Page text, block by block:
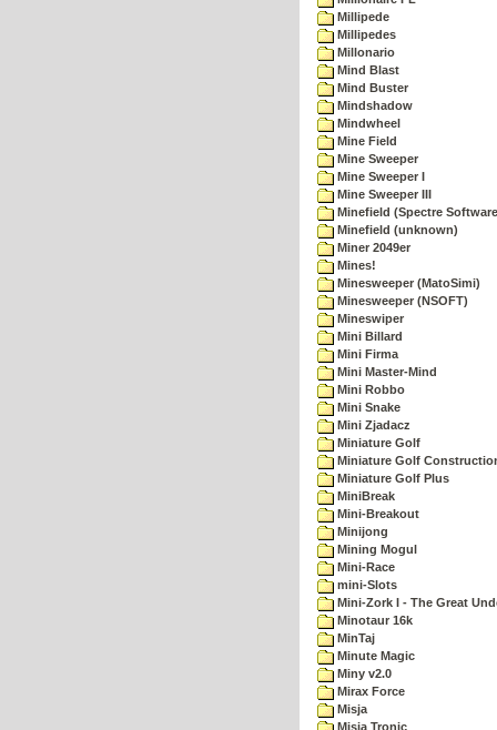
Millipede
Millipedes
Millonario
Mind Blast
Mind Buster
Mindshadow
Mindwheel
Mine Field
Mine Sweeper
Mine Sweeper I
Mine Sweeper III
Minefield (Spectre
Minefield (unknown)
Miner 2049er
Mines!
Minesweeper (MatoSimi)
Minesweeper (NSOFT)
Mineswiper
Mini Billard
Mini Firma
Mini Master-Mind
Mini Robbo
Mini Snake
Mini Zjadacz
Miniature Golf
Miniature Golf
Miniature Golf Plus
MiniBreak
Mini-Breakout
Minijong
Mining Mogul
Mini-Race
mini-Slots
Mini-Zork I - The Great
Minotaur 16k
MinTaj
Minute Magic
Miny v2.0
Mirax Force
Misja
Misja Tronic